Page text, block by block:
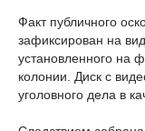
Факт публичного
зафиксирован на
установленного на
колонии. Диск с
уголовного дела в